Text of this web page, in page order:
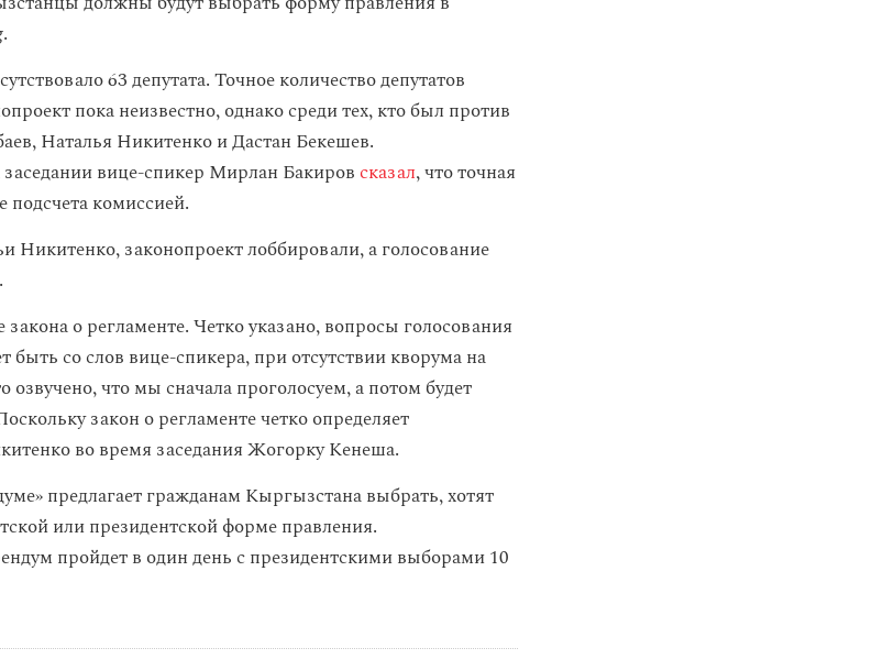
.
63 депутата. Точное количество депутатов
пока неизвестно, однако среди тех, кто был против
Наталья Никитенко и Дастан Бекешев.
вице-спикер Мирлан Бакировсказал, что точная
подсчета комиссией.
Никитенко, законопроект лоббировали, а голосование
о регламенте. Четко указано, вопросы голосования
быть со слов вице-спикера, при отсутствии кворума на
что мы сначала проголосуем, а потом будет
закон о регламенте четко определяет
во время заседания Жогорку Кенеша.
предлагает гражданам Кыргызстана выбрать, хотят
или президентской форме правления.
пройдет в один день с президентскими выборами 10